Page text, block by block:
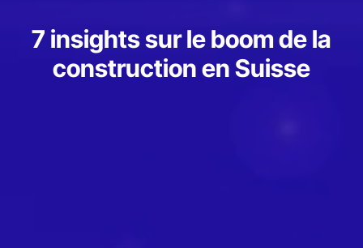
7 insights sur le boom de la
construction en Suisse